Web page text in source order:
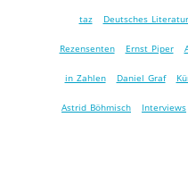
taz Deutsches
Rezensenten Ernst Piper
in Zahlen Daniel Graf
Astrid Böhmisch Interviews